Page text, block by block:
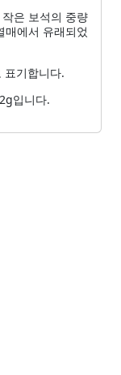
은 보석의 중량
매에서 유래되었
기합니다.
입니다.